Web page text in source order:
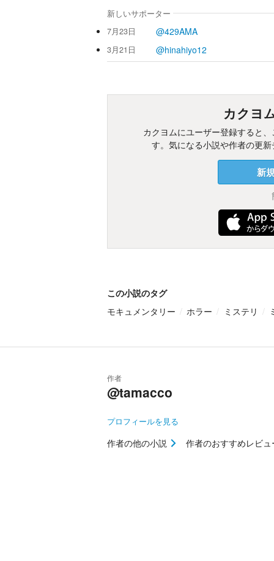
新しいサポーター
7月23日
@429AMA
3月21日
@hinahiyo12
カクヨ
カクヨムにユーザー登録すると
す。気になる小説や作者の更
新
この小説のタグ
モキュメンタリー
ホラー ミステリ
作者
@tamacco
プロフィールを見る
作者の他の小説 作者のおすすめレビュ